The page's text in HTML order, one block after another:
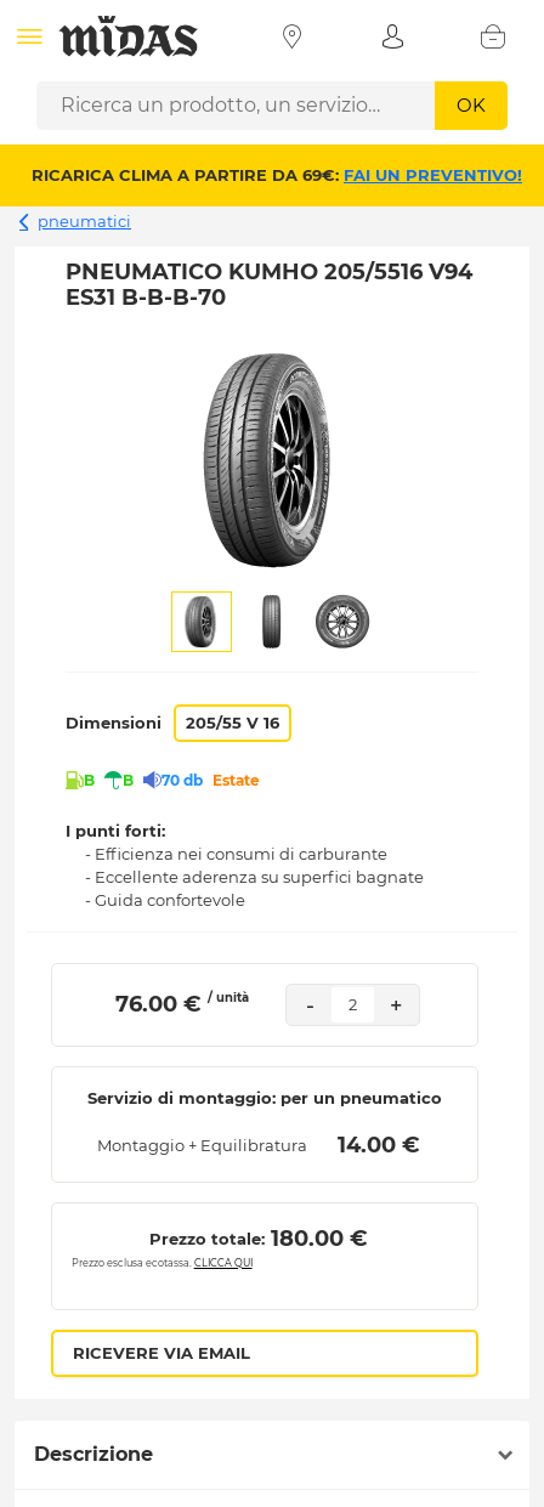
OK
RICARICA CLIMA A PARTIRE DA 69€: FAI UN PREVENTIVO!
pneumatici
PNEUMATICO KUMHO 205/5516 V94
ES31 B-B-B-70
Dimensioni 205/55 V 16
B B 70 db Estate
I punti forti:
- Efficienza nei consumi di carburante
- Eccellente aderenza su superfici bagnate
- Guida confortevole
76.00 € / unità - 2 +
Servizio di montaggio: per un pneumatico
Montaggio + Equilibratura 14.00 €
Prezzo totale: 180.00 €
Prezzo esclusa ecotassa. CLICCA QUI
RICEVERE VIA EMAIL
Descrizione